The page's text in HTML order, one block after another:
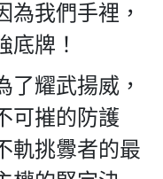
為我們手裡，
底牌！
了耀武揚威，
可摧的防護
軌挑釁者的最